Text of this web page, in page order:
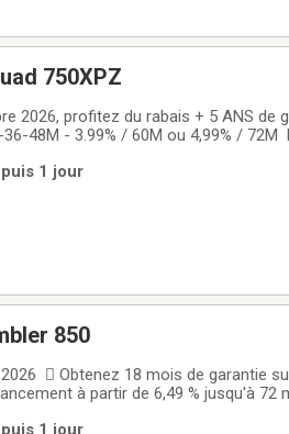
750XPZ
2026, profitez du rabais + 5 ANS de
48M - 3.99% / 60M ou 4,99% /
dans la gamme
1 jour
850
 Obtenez 18 mois de garantie
à partir de 6,49 % jusqu'à 72
1 jour